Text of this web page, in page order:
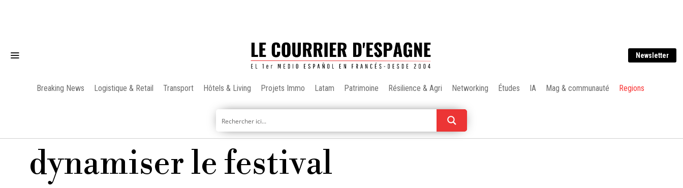
Newsletter
Breaking News Logistique & Retail Transport Hôtels & Living Projets Immo Latam Patrimoine Résilience & Agri Networking Études IA Mag & communauté Regions
dynamiser le festival